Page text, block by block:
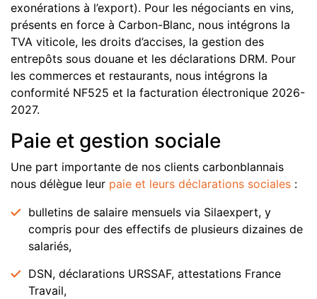
exonérations à l’export). Pour les négociants en vins,
présents en force à Carbon-Blanc, nous intégrons la
TVA viticole, les droits d’accises, la gestion des
entrepôts sous douane et les déclarations DRM. Pour
les commerces et restaurants, nous intégrons la
conformité NF525 et la facturation électronique 2026-
2027.
Paie et gestion sociale
Une part importante de nos clients carbonblannais
nous délègue leur paie et leurs déclarations sociales :
bulletins de salaire mensuels via Silaexpert, y
compris pour des effectifs de plusieurs dizaines de
salariés,
DSN, déclarations URSSAF, attestations France
Travail,